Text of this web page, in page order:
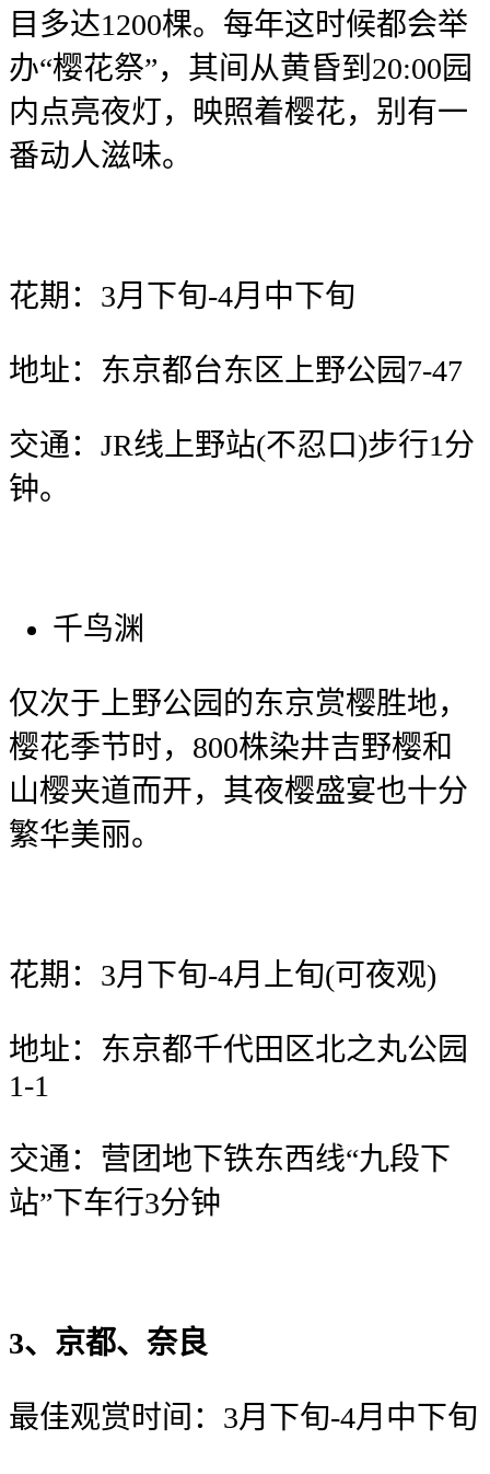
目多达1200棵。每年这时候都会举
办“樱花祭”，其间从黄昏到20:00园
内点亮夜灯，映照着樱花，别有一
番动人滋味。
花期：3月下旬-4月中下旬
地址：东京都台东区上野公园7-47
交通：JR线上野站(不忍口)步行1分
钟。
千鸟渊
仅次于上野公园的东京赏樱胜地，
樱花季节时，800株染井吉野樱和
山樱夹道而开，其夜樱盛宴也十分
繁华美丽。
花期：3月下旬-4月上旬(可夜观)
地址：东京都千代田区北之丸公园
1-1
交通：营团地下铁东西线“九段下
站”下车行3分钟
3、京都、奈良
最佳观赏时间：3月下旬-4月中下旬